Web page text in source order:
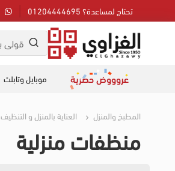
تحتاج لمساعدة؟ 01204444695
عروووض حصرية موبايل وتابلت
المطبخ والمنزل العناية بالمنزل و التنظيف
منظفات منزلية